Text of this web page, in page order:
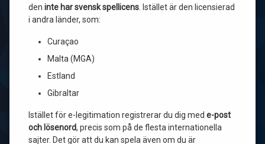
den inte har svensk spellicens . Istället är den licensierad
i andra länder, som:
Curaçao
Malta (MGA)
Estland
Gibraltar
Istället för e-legitimation registrerar du dig med e-post
och lösenord, precis som på de flesta internationella
sajter. Det gör att du kan spela även om du är